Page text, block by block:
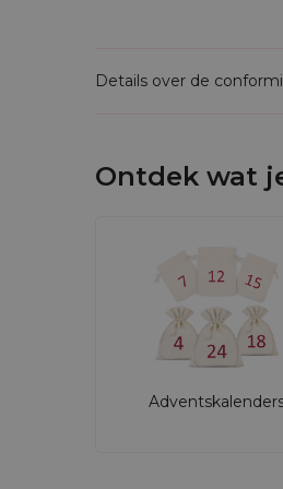
Zakjes zijn
een offerte op maat.
Details over de
Ontdek wat